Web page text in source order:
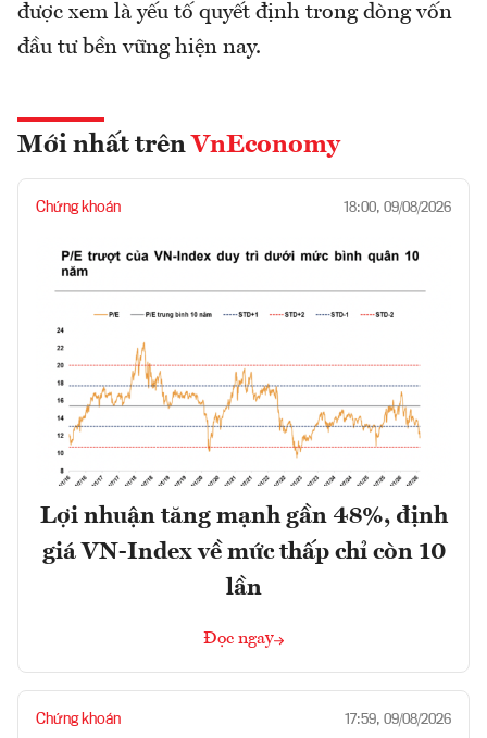
được xem là yếu tố quyết định trong dòng vốn
đầu tư bền vững hiện nay.
Mới nhất trên VnEconomy
Chứng khoán 18:00, 09/08/2026
Lợi nhuận tăng mạnh gần 48%, định
giá VN-Index về mức thấp chỉ còn 10
lần
Đọc ngay
Chứng khoán 17:59, 09/08/2026